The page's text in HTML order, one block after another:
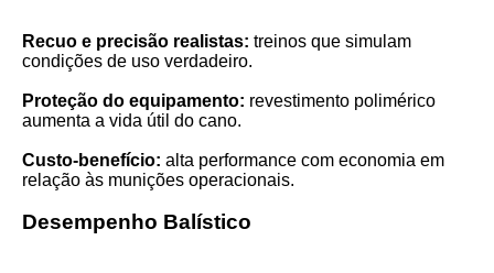
Recuo e precisão realistas: treinos que simulam
condições de uso verdadeiro.
Proteção do equipamento: revestimento polimérico
aumenta a vida útil do cano.
Custo-benefício: alta performance com economia em
relação às munições operacionais.
Desempenho Balístico